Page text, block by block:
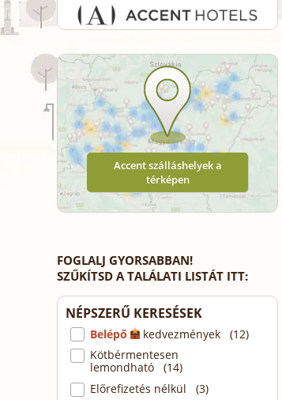
Accent szálláshelyek a
térképen
FOGLALJ GYORSABBAN!
SZŰKÍTSD A TALÁLATI LISTÁT ITT:
NÉPSZERŰ KERESÉSEK
Belépő
kedvezmények (12)
Kötbérmentesen
lemondható (14)
Előrefizetés nélkül (3)